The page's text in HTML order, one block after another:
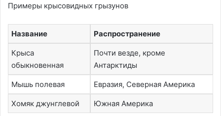
Примеры крысовидных грызунов
Название Распространение
Крыса
обыкновенная
Почти везде, кроме
Антарктиды
Мышь полевая Евразия, Северная Америка
Хомяк джунглевой Южная Америка